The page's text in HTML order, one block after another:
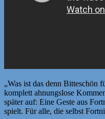
„Was ist das denn Bitteschön
komplett ahnungslose
später auf: Eine Geste aus
spielt. Für alle, die selbst